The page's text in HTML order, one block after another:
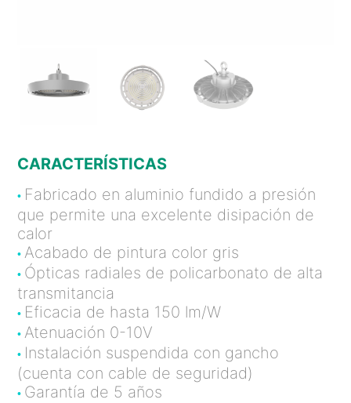
CARACTERÍSTICAS
• Fabricado en aluminio fundido a presión
que permite una excelente disipación de
calor
•Acabado de pintura color gris
• Ópticas radiales de policarbonato de alta
transmitancia
• Eficacia de hasta 150 lm/W
•Atenuación 0-10V
• Instalación suspendida con gancho
(cuenta con cable de seguridad)
• Garantía de 5 años